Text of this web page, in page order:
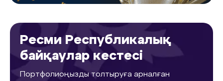
Ресми Республикалық
байқаулар кестесі
Портфолиоңызды толтыруға арналған